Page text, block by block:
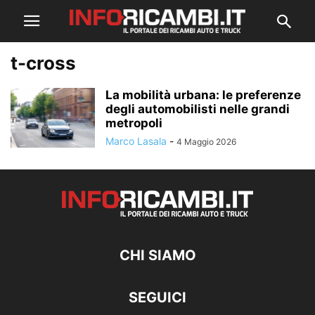
t-cross
La mobilità urbana: le preferenze
degli automobilisti nelle grandi
metropoli
Marco Lasala - 4 Maggio 2026
CHI SIAMO
SEGUICI